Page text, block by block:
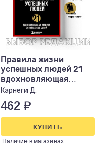
Правила жизни
успешных людей 21
вдохновляющая
история о победе над
Карнеги Д.
462 ₽
Наличие в магазинах
КУПИТЬ